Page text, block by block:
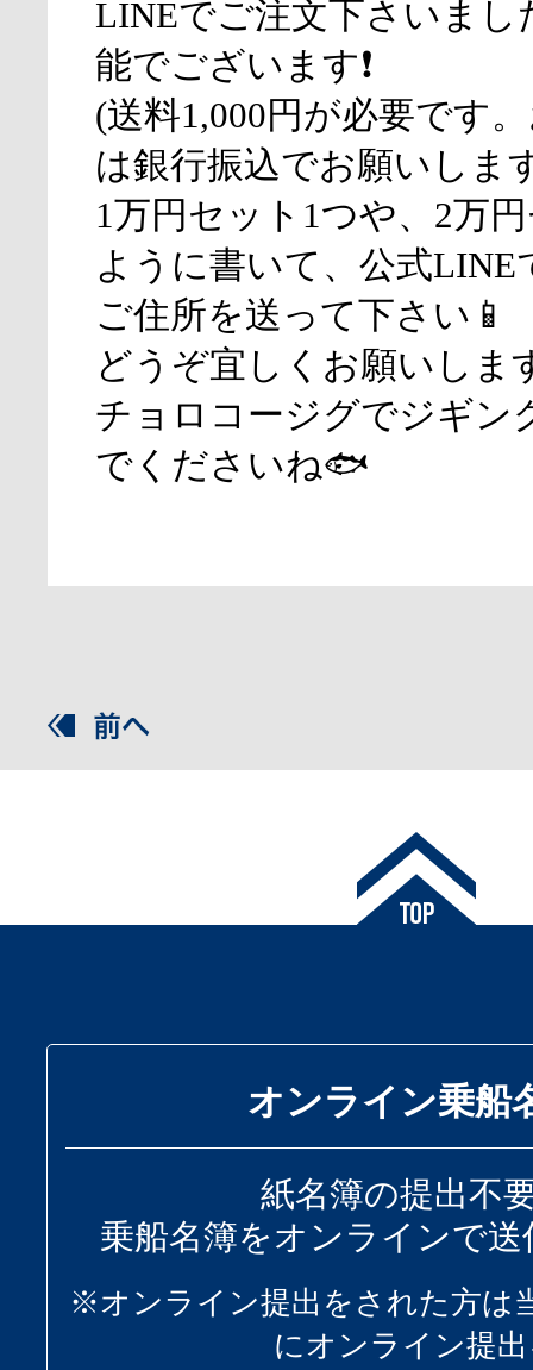
LINEでご注文下さいまし
能でございます❗
(送料1,000円が必要です
は銀行振込でお願いしま
1万円セット1つや、2万
ように書いて、公式LINE
ご住所を送って下さい📱
どうぞ宜しくお願いしま
チョロコージグでジギン
でくださいね🐟
オンライン乗船
紙名簿の提出不
乗船名簿をオンラインで
※オンライン提出をされた方は
にオンライン提